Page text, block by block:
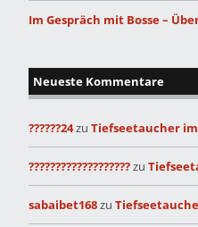
Im Gespräch mit Bosse –
Neueste Kommentare
??????24zu Tiefseetaucher
???????????????????zu
sabaibet168zu